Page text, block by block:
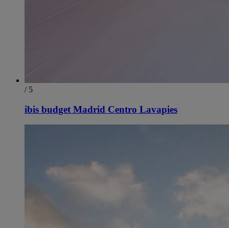
/ 5
ibis budget Madrid Centro Lavapies